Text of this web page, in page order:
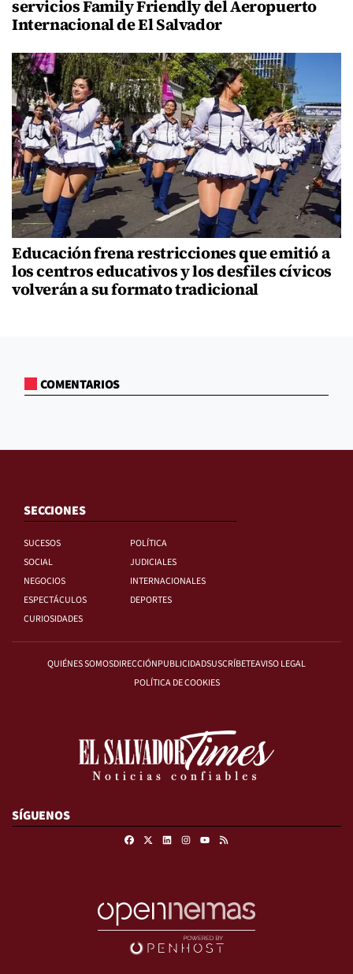
servicios Family Friendly del Aeropuerto
Internacional de El Salvador
Educación frena restricciones que emitió a
los centros educativos y los desfiles cívicos
volverán a su formato tradicional
COMENTARIOS
SECCIONES
SUCESOS
POLÍTICA
SOCIAL
JUDICIALES
NEGOCIOS
INTERNACIONALES
ESPECTÁCULOS
DEPORTES
CURIOSIDADES
QUIÉNES SOMOSDIRECCIÓNPUBLICIDADSUSCRÍBETEAVISO LEGAL
POLÍTICA DE COOKIES
SÍGUENOS
FacebookLinkedinInstagram